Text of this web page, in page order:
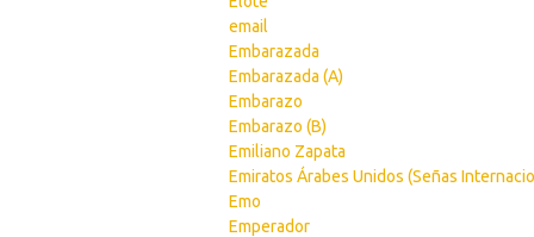
email
Embarazada
Embarazada (A)
Embarazo
Embarazo (B)
Emiliano Zapata
Emiratos Árabes Unidos (Señas
Emo
Emperador